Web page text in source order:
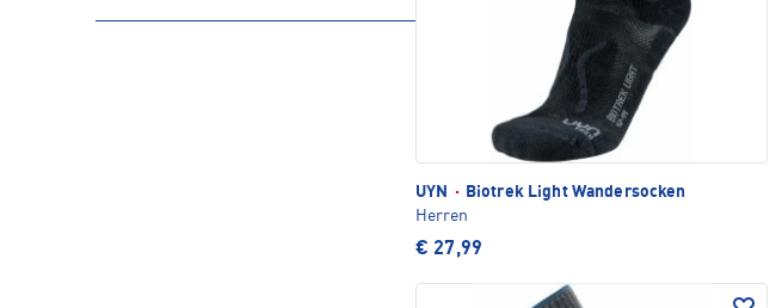
UYN ·
Biotrek Light Wandersocken
Herren
€ 27,99